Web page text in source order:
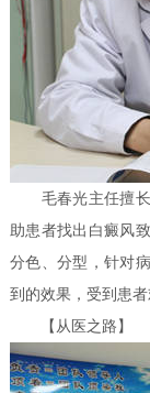
毛春光主任擅长
助患者找出白癜风
分色、分型，针对
到的效果，受到患者
【从医之路】